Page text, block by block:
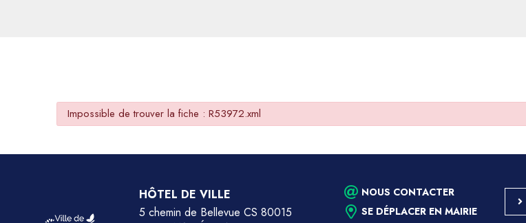
Impossible de trouver la fiche : R53972.xml
HÔTEL DE VILLE
5 chemin de Bellevue CS 80015
NOUS CONTACTER
SE DÉPLACER EN MAIRIE